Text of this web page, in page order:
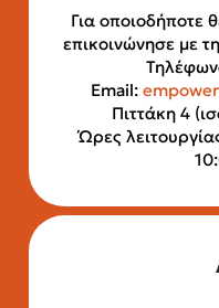
Για οποιοδήποτε
επικοινώνησε με
Email:
Πιττάκη 4
Ώρες